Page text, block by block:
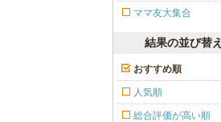
ママ友大集合
結果の並び替え
おすすめ順
人気順
総合評価が高い順